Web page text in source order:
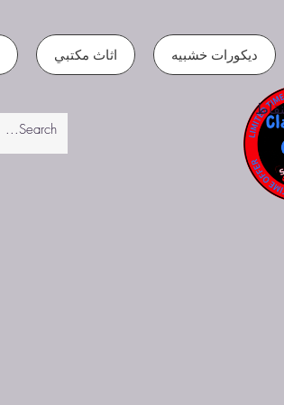
اثاث مكتبي ديكورات خشبيه